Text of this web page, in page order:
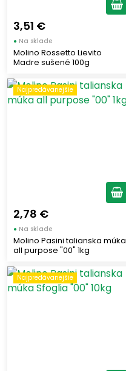
Druh múky
Tvrdá pšenica(2)
Celozrnná pšenica(3)
Bez lepku
1000
10 000
25 000(23)
5000(8)
3,51 €
● Na sklade
Molino Rossetto Lievito
Madre sušené 100g
Najpredávanejšie
2,78 €
● Na sklade
Molino Pasini talianska múka
all purpose "00" 1kg
Najpredávanejšie